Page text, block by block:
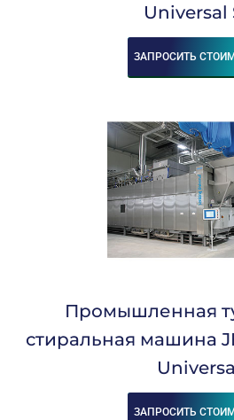
Universal
ЗАПРОСИТЬ
Промышленная
стиральная машина
ЗАПРОСИТЬ